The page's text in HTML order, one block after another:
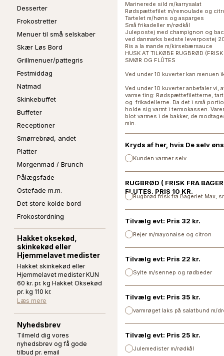
Desserter
Frokostretter
Menuer til små selskaber
Skær Løs Bord
Grillmenuer/pattegris
Festmiddag
Natmad
Skinkebuffet
Buffeter
Receptioner
Smørrebrød, andet
Platter
Morgenmad / Brunch
Pålægsfade
Ostefade m.m.
Det store kolde bord
Frokostordning
Hakket oksekød,
skinkekød eller
Hjemmelavet medister
Hakket skinkekød eller
Hjemmelavet medister KUN
60 kr. pr. kg Hakket Oksekød
pr. kg 110 kr.
Læs mere
Nyhedsbrev
Tilmeld dig vores
nyhedsbrev og få gode
tilbud pr. email
Marinerede sild m/karrysalat
Rødspættefilet m/remoulade og
Tartelet m/høns og asparges
Små frikadeller m/rødkål
Julepostej med champignon og
ved danmarks bedste leverpostej
Ris a la mande m/kirsebærsauce
HUSK AT TILKØBE RUGBRØD
SMØR OG FLÛTES
Ved under 10 kuverter kan menuen
Ved under 10 kuverter anbefaler vi,
varme ting: Rødspættefiletterne,
og frikadellerne. Da det i små
holde sig varmt i termokassen.
blot varmes i de bakker, de
min.
Kryds af her, hvis De selv
Kunden varmer selv
RUGBRØD ( FRISK FRA
FLUTES. PRIS 10 KR.
Rugbrød frisk fra Bageriet Max,
Tilvælg evt: Pris 32 kr.
Rejer m/mayonaise og citron
Tilvælg evt: Pris 22 kr.
Sylte m/sennep og rødbeder
Tilvælg evt: Pris 35 kr.
varmrøget laks på salatbund m/
Tilvælg evt: Pris 25 kr.
Julemedister m/rødkål